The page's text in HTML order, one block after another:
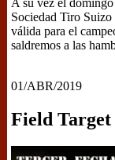
A su vez el
Sociedad Tiro
válida para el
saldremos a las
01/ABR/2019
Field Target